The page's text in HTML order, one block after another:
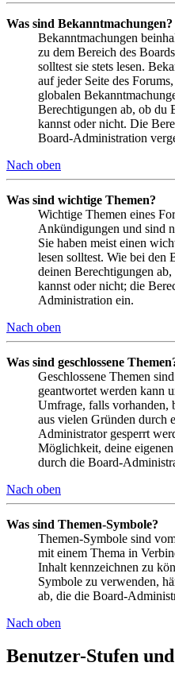
Was sind Bekanntmachungen?
Bekanntmachungen
zu dem Bereich des
solltest sie stets lesen.
auf jeder Seite des
globalen
Berechtigungen ab, ob du
kannst oder nicht. Die
Board-Administration
Nach oben
Was sind wichtige Themen?
Wichtige Themen eines
Ankündigungen und sind
Sie haben meist einen
lesen solltest. Wie bei den
deinen Berechtigungen
kannst oder nicht; die
Administration ein.
Nach oben
Was sind geschlossene
Geschlossene Themen
geantwortet werden kann
Umfrage, falls vorhanden,
aus vielen Gründen durch
Administrator gesperrt
Möglichkeit, deine
durch die Board-
Nach oben
Was sind Themen-Symbole?
Themen-Symbole sind
mit einem Thema in
Inhalt kennzeichnen zu
Symbole zu verwenden,
ab, die die Board-
Nach oben
Benutzer-Stufen